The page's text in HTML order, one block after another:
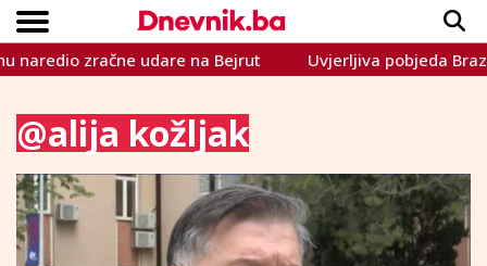
VIJESTI
SPORT
INTERVIEW
TEME
CRNA KRONIKA
LIFESTYLE
Copyright © Dnevnik.ba 2023.
zračne udare na Bejrut Uvjerljiva pobjeda
@alija kožljak